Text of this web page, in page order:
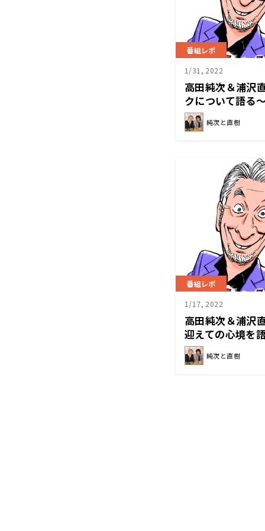
番組レポ
1/31, 2022
高田純次＆浦沢
クについて語る
純次と直樹
番組レポ
1/17, 2022
高田純次＆浦沢
迎えての心境を
樹」
純次と直樹